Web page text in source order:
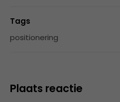
Tags
positionering
Plaats reactie